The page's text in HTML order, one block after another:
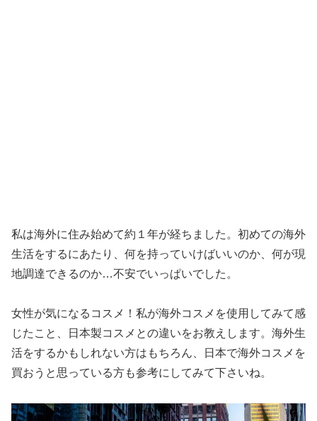
私は海外に住み始めて約１年が経ちました。初めての海外
生活をするにあたり、何を持っていけばいいのか、何が現
地調達できるのか…不安でいっぱいでした。
女性が気になるコスメ！私が海外コスメを使用してみて感
じたこと、日本製コスメとの違いをお教えします。海外生
活をするかもしれない方はもちろん、日本で海外コスメを
買おうと思っている方も参考にしてみて下さいね。